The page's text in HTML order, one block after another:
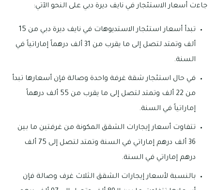
جاءت أسعار الاستئجار في نايف ديرة دبي على النحو الآتي:
تبدأ أسعار استئجار الاستديوهات في نايف ديرة دبي من 15
ألف وتمتد لتصل إلى ما يقرب من 31 ألف درهماً إماراتياً في
السنة.
في حال استئجار شقة غرفة واحدة وصالة فإن أسعارها تبدأ
من 22 ألف وتمتد لتصل إلى ما يقرب من 55 ألف درهماً
إماراتياً في السنة.
تتفاوت أسعار إيجارات الشقق المكونة من غرفتين ما بين
36 ألف درهم إماراتي في السنة وتمتد لتصل إلى 75 ألف
درهم إماراتي في السنة.
بالنسبة لأسعار إيجارات الشقق الثلاث غرف وصالة فإن